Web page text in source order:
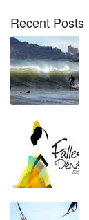
Recent Posts